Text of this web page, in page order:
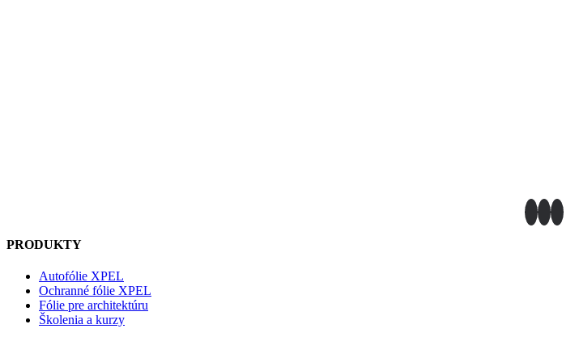
PRODUKTY
Autofólie XPEL
Ochranné fólie XPEL
Fólie pre architektúru
Školenia a kurzy